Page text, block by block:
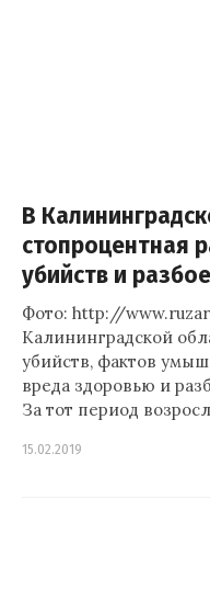
В
стопроцентная
убийств и
Фото: http://
Калининградской
убийств, фактов
вреда здоровью и
За тот период
15.02.2019